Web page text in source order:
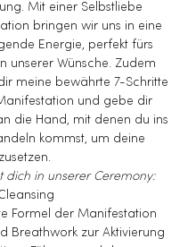
Mit einer Selbstliebe
bringen wir uns in eine
Energie, perfekt fürs
unserer Wünsche. Zudem
meine bewährte 7-Schritte
und gebe dir
die Hand, mit denen du ins
kommst, um deine
dich in unserer Ceremony:
Formel der Manifestation
Breathwork zur Aktivierung